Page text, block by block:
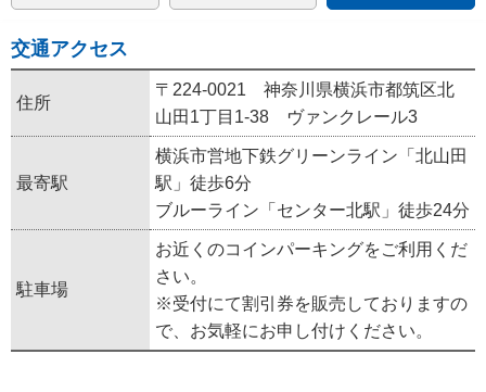
交通アクセス
住所
〒224-0021 神奈川県横浜市都筑区北
山田1丁目1-38 ヴァンクレール3
最寄駅
横浜市営地下鉄グリーンライン「北山田
駅」徒歩6分
ブルーライン「センター北駅」徒歩24分
駐車場
お近くのコインパーキングをご利用くだ
さい。
※受付にて割引券を販売しておりますの
で、お気軽にお申し付けください。